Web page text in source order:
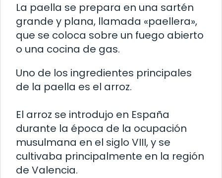
La paella se prepara en una sartén
grande y plana, llamada «paellera»,
que se coloca sobre un fuego abierto
o una cocina de gas.
Uno de los ingredientes principales
de la paella es el arroz.
El arroz se introdujo en España
durante la época de la ocupación
musulmana en el siglo VIII, y se
cultivaba principalmente en la región
de Valencia.